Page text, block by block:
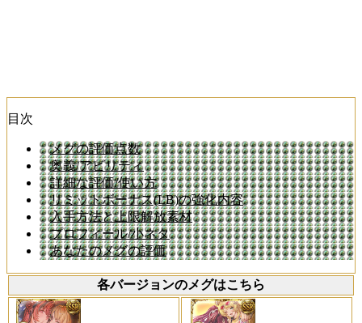
目次
メグの評価点数
奥義/アビリティ
詳細な評価/使い方
リミットボーナス(LB)の強化内容
入手方法と上限解放素材
プロフィール/小ネタ
あなたのメグの評価
各バージョンのメグはこちら